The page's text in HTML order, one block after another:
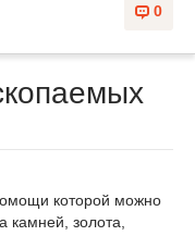
0
которой можно
камней, золота,